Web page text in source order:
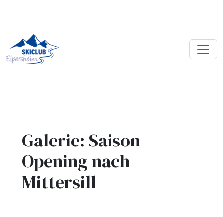
Galerie: Saison-
Opening nach
Mittersill